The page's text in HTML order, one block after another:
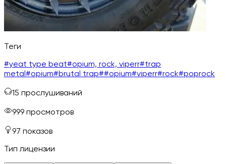
Теги
#yeat type beat#opium, rock, viperr#trap
metal #opium#brutal trap##opium#viperr#rock#poprock
15 прослушиваний
999 просмотров
97 показов
Тип лицензии